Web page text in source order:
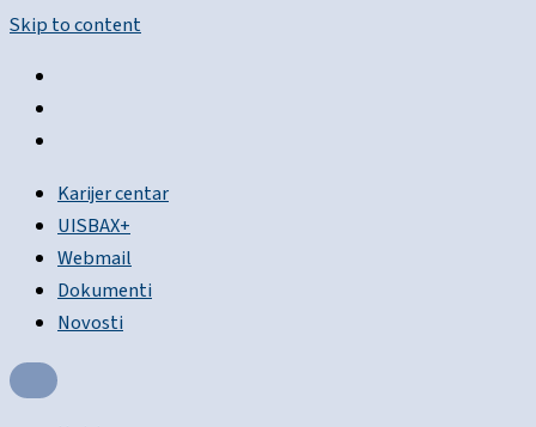
Skip to content
Karijer centar
UISBAX+
Webmail
Dokumenti
Novosti